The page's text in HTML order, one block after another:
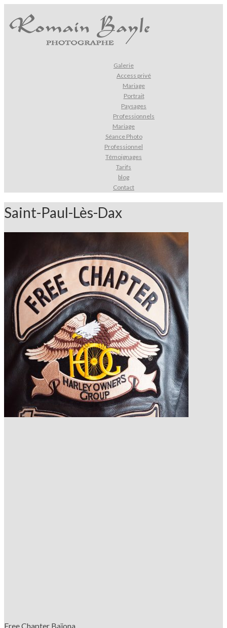
Galerie
Access privé
Mariage
Portrait
Paysages
Professionnels
Mariage
Séance Photo
Professionnel
Témoignages
Tarifs
blog
Contact
Saint-Paul-Lès-Dax
Free Chapter Baïona